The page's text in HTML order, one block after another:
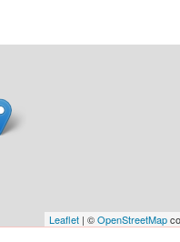
Leaflet | ©OpenStreetMap